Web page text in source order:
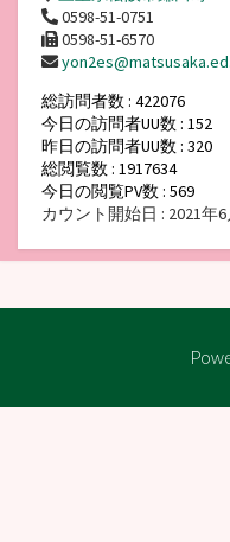
0598-51-0751
0598-51-6570
総訪問者数 : 422076
今日の訪問者UU数 : 152
昨日の訪問者UU数 : 320
総閲覧数 : 1917634
今日の閲覧PV数 : 569
カウント開始日 : 2021年6